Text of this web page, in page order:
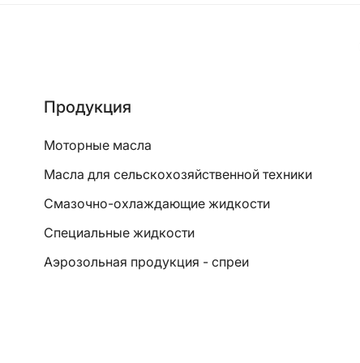
Продукция
Моторные масла
Масла для сельскохозяйственной техники
Смазочно-охлаждающие жидкости
Специальные жидкости
Аэрозольная продукция - спреи